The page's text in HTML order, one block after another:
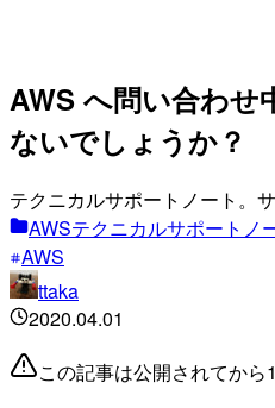
AWS へ問い合わせ
ないでしょうか？
テクニカルサポートノート。
AWSテクニカルサポートノ
AWS
ttaka
2020.04.01
この記事は公開されてか